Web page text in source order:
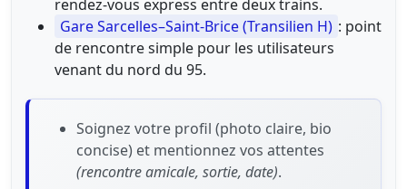
rendez-vous express entre deux trains.
Gare Sarcelles–Saint-Brice (Transilien H) : point
de rencontre simple pour les utilisateurs
venant du nord du 95.
Soignez votre profil (photo claire, bio
concise) et mentionnez vos attentes
(rencontre amicale, sortie, date).